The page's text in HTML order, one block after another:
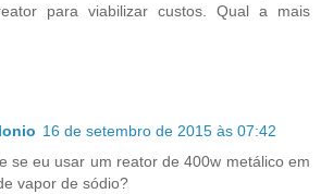
para viabilizar custos. Qual a mais
16 de setembro de 2015 às 07:42
se eu usar um reator de 400w metálico em
vapor de sódio?